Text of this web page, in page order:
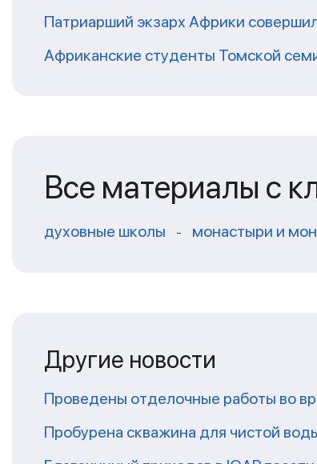
Патриарший экзарх Африки
Африканские студенты Томской
Все материалы с
духовные школы - монастыри и
Другие новости
Проведены отделочные работы во
Пробурена скважина для чистой